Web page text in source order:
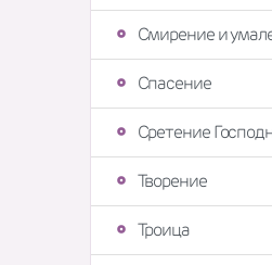
Смирение и
Спасение
Сретение
Творение
Троица